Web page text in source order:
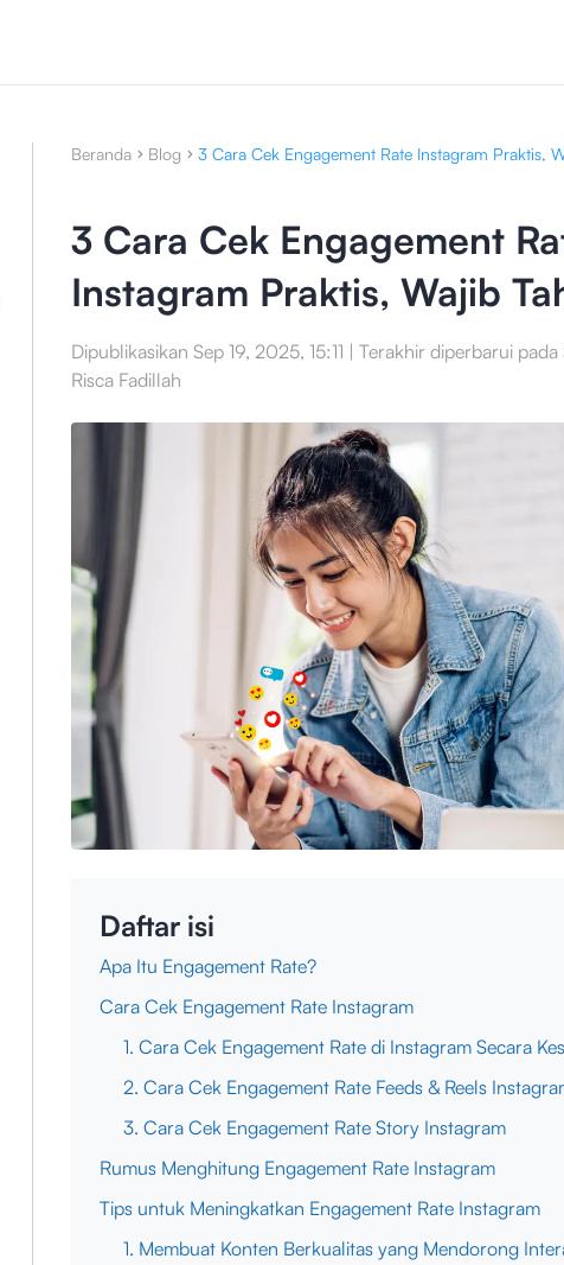
Beranda Blog 3 Cara Cek Engagement Rate Instagram Praktis,
3 Cara Cek Engagement
Instagram Praktis, Wajib
Dipublikasikan Sep 19, 2025, 15:11 | Terakhir diperbarui pada
Risca Fadillah
Daftar isi
Apa Itu Engagement Rate?
Cara Cek Engagement Rate Instagram
1. Cara Cek Engagement Rate di Instagram Secara
2. Cara Cek Engagement Rate Feeds & Reels
3. Cara Cek Engagement Rate Story Instagram
Rumus Menghitung Engagement Rate Instagram
Tips untuk Meningkatkan Engagement Rate Instagram
1. Membuat Konten Berkualitas yang Mendorong